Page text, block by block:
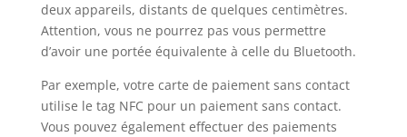
deux appareils, distants de quelques centimètres.
Attention, vous ne pourrez pas vous permettre
d’avoir une portée équivalente à celle du Bluetooth.
Par exemple, votre carte de paiement sans contact
utilise le tag NFC pour un paiement sans contact.
Vous pouvez également effectuer des paiements